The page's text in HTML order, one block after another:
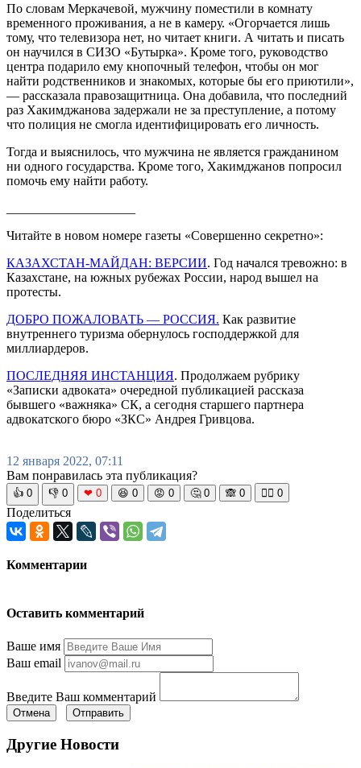
По словам Меркачевой, мужчину поместили в комнату
временного проживания, а не в камеру. «Огорчается лишь
тому, что телевизора нет, но читает книги. А читать и писать
он научился в СИЗО «Бутырка». Кроме того, руководство
центра подарило ему кнопочный телефон, чтобы он мог
найти родственников и знакомых, которые бы его приютили»,
— рассказала правозащитница. Она добавила, что последний
раз Хакимджанова задержали не за преступление, а потому
что полиция не смогла идентифицировать его личность.
Тогда и выяснилось, что мужчина не является гражданином
ни одного государства. Кроме того, Хакимджанов попросил
помочь ему найти работу.
Читайте в новом номере газеты «Совершенно секретно»:
КАЗАХСТАН-МАЙДАН: ВЕРСИИ. Год начался тревожно: в
Казахстане, на южных рубежах России, народ вышел на
протесты.
ДОБРО ПОЖАЛОВАТЬ — РОССИЯ. Как развитие
внутреннего туризма обернулось господдержкой для
миллиардеров.
ПОСЛЕДНЯЯ ИНСТАНЦИЯ. Продолжаем рубрику
«Записки адвоката» очередной публикацией рассказа
бывшего «важняка» СК, а сегодня старшего партнера
адвокатского бюро «ЗКС» Андрея Гривцова.
12 января 2022, 07:11
Вам понравилась эта публикация?
👍 0 👎 0 ❤ 0 😆 0 😡 0 🤔 0 🙈 0 🧘‍♀️ 0
Поделиться
Комментарии
Оставить комментарий
Ваше имя
Ваш email
Введите Ваш комментарий
Отмена Отправить
Другие Новости